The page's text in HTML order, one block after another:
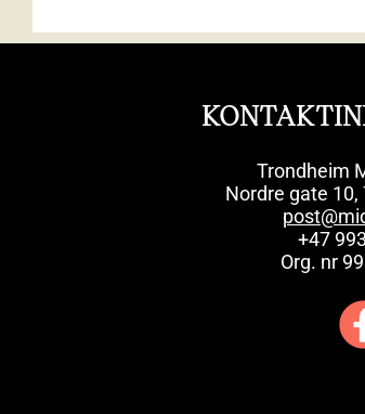
Trondheim
Nordre gate
+47
Org. nr